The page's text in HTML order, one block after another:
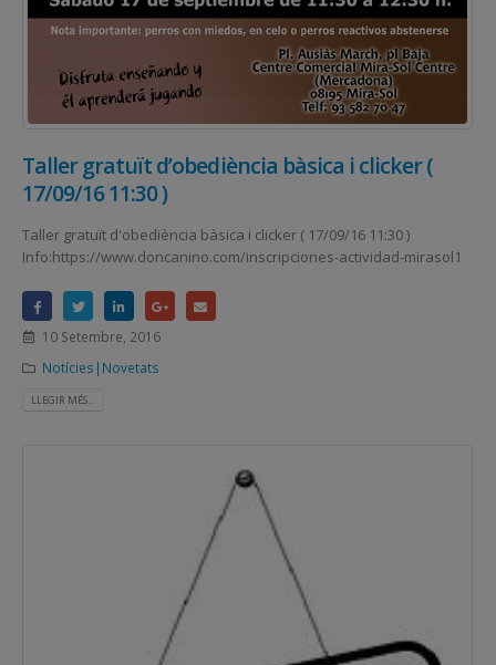
Taller gratuït d’obediència bàsica i clicker (
17/09/16 11:30 )
Taller gratuït d'obediència bàsica i clicker ( 17/09/16 11:30 )
Info:https://www.doncanino.com/inscripciones-actividad-mirasol1
10 Setembre, 2016
Notícies|Novetats
LLEGIR MÉS...